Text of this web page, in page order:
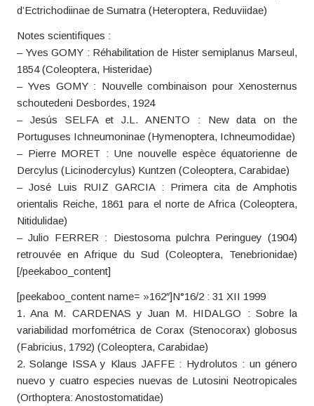
d’Ectrichodiinae de Sumatra (Heteroptera, Reduviidae)
Notes scientifiques :
– Yves GOMY : Réhabilitation de Hister semiplanus Marseul,
1854 (Coleoptera, Histeridae)
– Yves GOMY : Nouvelle combinaison pour Xenosternus
schoutedeni Desbordes, 1924
– Jesús SELFA et J.L. ANENTO : New data on the
Portuguses Ichneumoninae (Hymenoptera, Ichneumodidae)
– Pierre MORET : Une nouvelle espèce équatorienne de
Dercylus (Licinodercylus) Kuntzen (Coleoptera, Carabidae)
– José Luis RUIZ GARCIA : Primera cita de Amphotis
orientalis Reiche, 1861 para el norte de Africa (Coleoptera,
Nitidulidae)
– Julio FERRER : Diestosoma pulchra Peringuey (1904)
retrouvée en Afrique du Sud (Coleoptera, Tenebrionidae)
[/peekaboo_content]
[peekaboo_content name= »162″]N°16/2 : 31 XII 1999
1. Ana M. CARDENAS y Juan M. HIDALGO : Sobre la
variabilidad morfométrica de Corax (Stenocorax) globosus
(Fabricius, 1792) (Coleoptera, Carabidae)
2. Solange ISSA y Klaus JAFFE : Hydrolutos : un género
nuevo y cuatro especies nuevas de Lutosini Neotropicales
(Orthoptera: Anostostomatidae)